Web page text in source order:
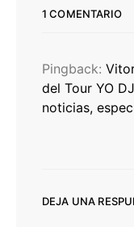
1 COMENTARIO
Pingback:
del Tour YO
noticias,
DEJA UNA